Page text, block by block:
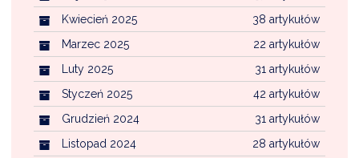
38 artykułów
Kwiecień 2025
22 artykułów
Marzec 2025
31 artykułów
Luty 2025
42 artykułów
Styczeń 2025
31 artykułów
Grudzień 2024
28 artykułów
Listopad 2024